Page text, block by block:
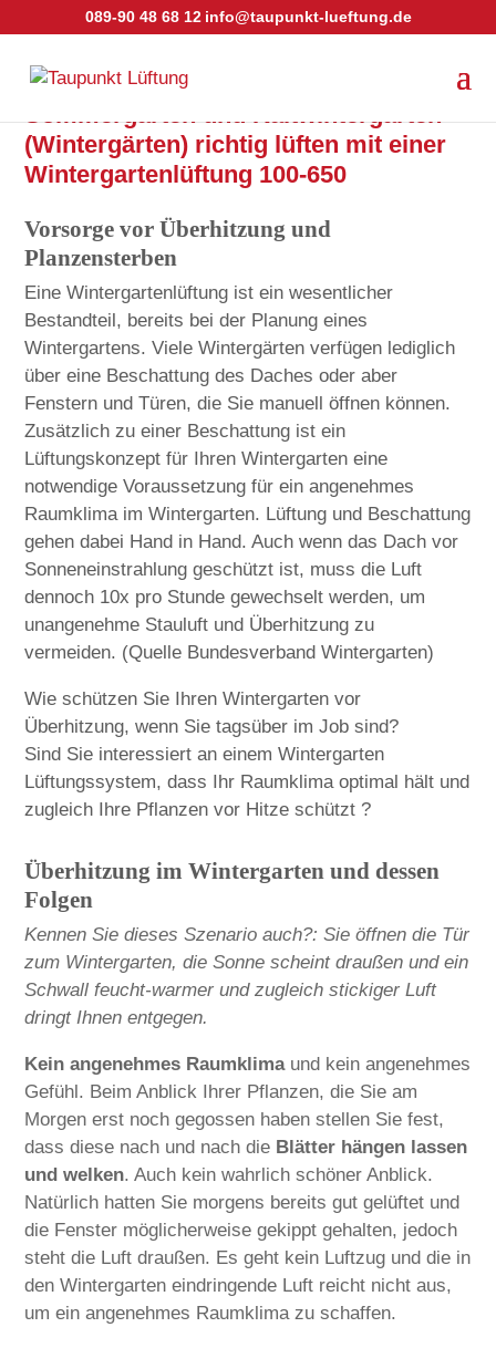
089-90 48 68 12 info@taupunkt-lueftung.de
Sommergärten und Kaltwintergärten
(Wintergärten) richtig lüften mit einer
Wintergartenlüftung 100-650
Vorsorge vor Überhitzung und
Planzensterben
Eine Wintergartenlüftung ist ein wesentlicher
Bestandteil, bereits bei der Planung eines
Wintergartens. Viele Wintergärten verfügen lediglich
über eine Beschattung des Daches oder aber
Fenstern und Türen, die Sie manuell öffnen können.
Zusätzlich zu einer Beschattung ist ein
Lüftungskonzept für Ihren Wintergarten eine
notwendige Voraussetzung für ein angenehmes
Raumklima im Wintergarten. Lüftung und Beschattung
gehen dabei Hand in Hand. Auch wenn das Dach vor
Sonneneinstrahlung geschützt ist, muss die Luft
dennoch 10x pro Stunde gewechselt werden, um
unangenehme Stauluft und Überhitzung zu
vermeiden. (Quelle Bundesverband Wintergarten)
Wie schützen Sie Ihren Wintergarten vor
Überhitzung, wenn Sie tagsüber im Job sind?
Sind Sie interessiert an einem Wintergarten
Lüftungssystem, dass Ihr Raumklima optimal hält und
zugleich Ihre Pflanzen vor Hitze schützt ?
Überhitzung im Wintergarten und dessen
Folgen
Kennen Sie dieses Szenario auch?: Sie öffnen die Tür
zum Wintergarten, die Sonne scheint draußen und ein
Schwall feucht-warmer und zugleich stickiger Luft
dringt Ihnen entgegen.
Kein angenehmes Raumklimaund kein angenehmes
Gefühl. Beim Anblick Ihrer Pflanzen, die Sie am
Morgen erst noch gegossen haben stellen Sie fest,
dass diese nach und nach die Blätter hängen lassen
und welken. Auch kein wahrlich schöner Anblick.
Natürlich hatten Sie morgens bereits gut gelüftet und
die Fenster möglicherweise gekippt gehalten, jedoch
steht die Luft draußen. Es geht kein Luftzug und die in
den Wintergarten eindringende Luft reicht nicht aus,
um ein angenehmes Raumklima zu schaffen.